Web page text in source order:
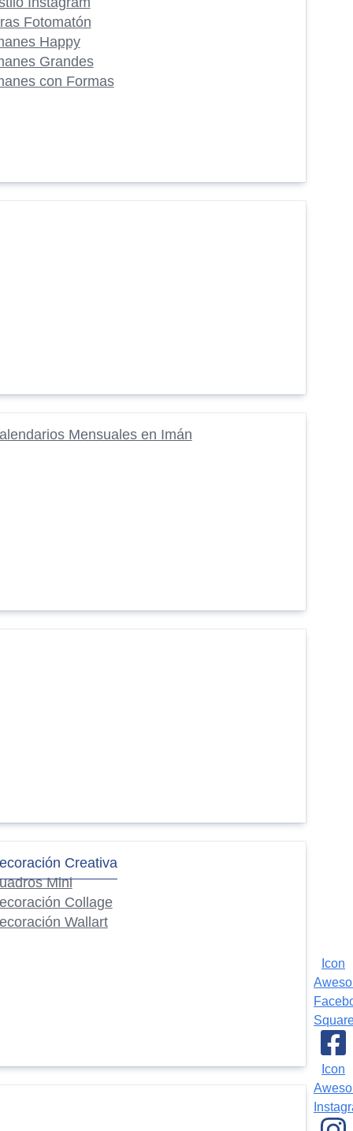
Fotomatón
Happy
Grandes
con Formas
Mensuales en Imán
Creativa
Mini
Collage
Wallart
Icon
Icon